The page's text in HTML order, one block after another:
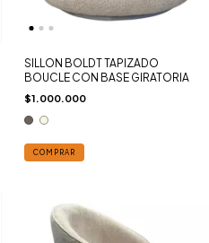
SILLON BOLDT TAPIZADO
BOUCLE CON BASE GIRATORIA
$1.000.000
COMPRAR